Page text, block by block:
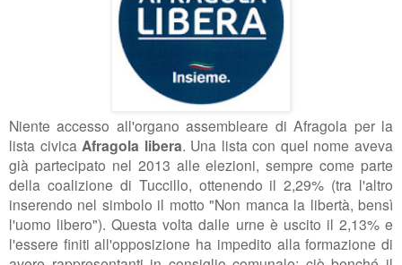
Niente accesso all'organo assembleare di Afragola per la
lista civica Afragola libera. Una lista con quel nome aveva
già partecipato nel 2013 alle elezioni, sempre come parte
della coalizione di Tuccillo, ottenendo il 2,29% (tra l'altro
inserendo nel simbolo il motto "Non manca la libertà, bensì
l'uomo libero"). Questa volta dalle urne è uscito il 2,13% e
l'essere finiti all'opposizione ha impedito alla formazione di